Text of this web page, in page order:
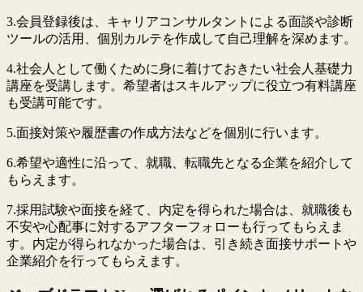
3.会員登録後は、キャリアコンサルタントによる面談や診断
ツールの活用、個別カルテを作成して自己理解を深めます。
4.社会人として働くために身に着けておきたい社会人基礎力
講座を受講します。希望者はスキルアップに役立つ有料講座
も受講可能です。
5.面接対策や履歴書の作成方法などを個別に行います。
6.希望や適性に沿って、就職、転職先となる企業を紹介して
もらえます。
7.採用試験や面接を経て、内定を得られた場合は、就職後も
不安や心配事に対するアフターフォローも行ってもらえま
す。内定が得られなかった場合は、引き続き面接サポートや
企業紹介を行ってもらえます。